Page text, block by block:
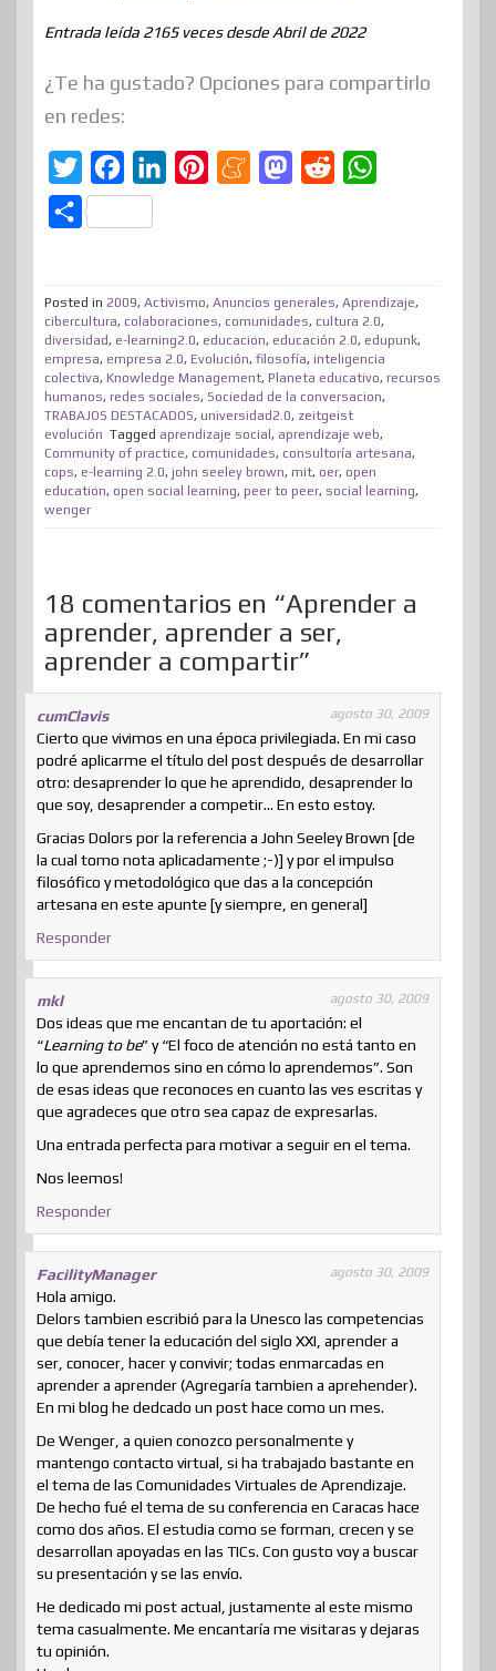
Entrada leída 2165 veces desde Abril de 2022
¿Te ha gustado? Opciones para compartirlo
en redes:
w
t
e
r
a
c
b
o
o
k
e
d
I
n
e
r
e
s
t
M
a
m
e
M
o
d
o
n
t
s
A
p
p
C
p
a
r
t
i
r
Posted in 2009, Activismo, Anuncios generales, Aprendizaje,
cibercultura, colaboraciones, comunidades, cultura 2.0,
diversidad, e-learning2.0, educacion, educación 2.0, edupunk,
empresa, empresa 2.0, Evolución, filosofía, inteligencia
colectiva, Knowledge Management, Planeta educativo, recursos
humanos, redes sociales, Sociedad de la conversacion,
TRABAJOS DESTACADOS, universidad2.0, zeitgeist
evolución Tagged aprendizaje social, aprendizaje web,
Community of practice, comunidades, consultoría artesana,
cops, e-learning 2.0, john seeley brown, mit, oer, open
education, open social learning, peer to peer, social learning,
wenger
18 comentarios en “Aprender a
aprender, aprender a ser,
aprender a compartir”
cumClavis agosto 30, 2009
Cierto que vivimos en una época privilegiada. En mi caso
podré aplicarme el título del post después de desarrollar
otro: desaprender lo que he aprendido, desaprender lo
que soy, desaprender a competir… En esto estoy.
Gracias Dolors por la referencia a John Seeley Brown [de
la cual tomo nota aplicadamente ;-)] y por el impulso
filosófico y metodológico que das a la concepción
artesana en este apunte [y siempre, en general]
Responder
mkl agosto 30, 2009
Dos ideas que me encantan de tu aportación: el
“Learning to be” y “El foco de atención no está tanto en
lo que aprendemos sino en cómo lo aprendemos”. Son
de esas ideas que reconoces en cuanto las ves escritas y
que agradeces que otro sea capaz de expresarlas.
Una entrada perfecta para motivar a seguir en el tema.
Nos leemos!
Responder
FacilityManager agosto 30, 2009
Hola amigo.
Delors tambien escribió para la Unesco las competencias
que debía tener la educación del siglo XXI, aprender a
ser, conocer, hacer y convivir; todas enmarcadas en
aprender a aprender (Agregaría tambien a aprehender).
En mi blog he dedcado un post hace como un mes.
De Wenger, a quien conozco personalmente y
mantengo contacto virtual, si ha trabajado bastante en
el tema de las Comunidades Virtuales de Aprendizaje.
De hecho fué el tema de su conferencia en Caracas hace
como dos años. El estudia como se forman, crecen y se
desarrollan apoyadas en las TICs. Con gusto voy a buscar
su presentación y se las envío.
He dedicado mi post actual, justamente al este mismo
tema casualmente. Me encantaría me visitaras y dejaras
tu opinión.